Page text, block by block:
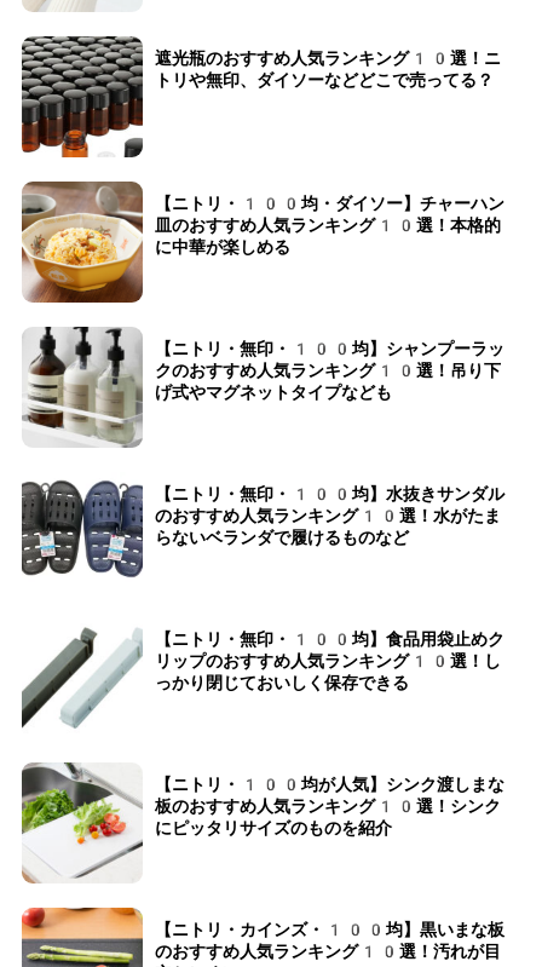
遮光瓶のおすすめ人気ランキング10選！ニ
トリや無印、ダイソーなどどこで売ってる？
【ニトリ・100均・ダイソー】チャーハン
皿のおすすめ人気ランキング10選！本格的
に中華が楽しめる
【ニトリ・無印・100均】シャンプーラッ
クのおすすめ人気ランキング10選！吊り下
げ式やマグネットタイプなども
【ニトリ・無印・100均】水抜きサンダル
のおすすめ人気ランキング10選！水がたま
らないベランダで履けるものなど
【ニトリ・無印・100均】食品用袋止めク
リップのおすすめ人気ランキング10選！し
っかり閉じておいしく保存できる
【ニトリ・100均が人気】シンク渡しまな
板のおすすめ人気ランキング10選！シンク
にピッタリサイズのものを紹介
【ニトリ・カインズ・100均】黒いまな板
のおすすめ人気ランキング10選！汚れが目